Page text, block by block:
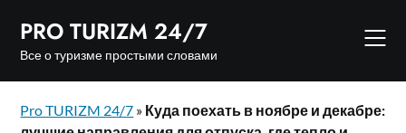
content
PRO TURIZM 24/7
Все о туризме простыми словами
Pro TURIZM 24/7 » Куда поехать в ноябре и декабре: